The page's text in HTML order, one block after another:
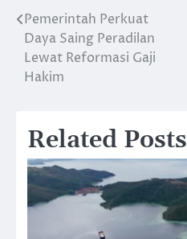
Post
navigation
Pemerintah Perkuat
Daya Saing Peradilan
Lewat Reformasi Gaji
Hakim
Related Posts